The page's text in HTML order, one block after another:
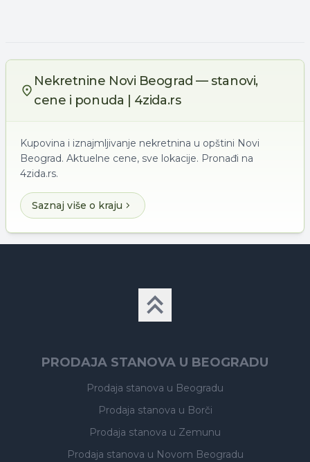
Nekretnine Novi Beograd — stanovi,
cene i ponuda | 4zida.rs
Kupovina i iznajmljivanje nekretnina u opštini Novi
Beograd. Aktuelne cene, sve lokacije. Pronađi na
4zida.rs.
Saznaj više o kraju
PRODAJA STANOVA U BEOGRADU
Prodaja stanova u Beogradu
Prodaja stanova u Borči
Prodaja stanova u Zemunu
Prodaja stanova u Novom Beogradu